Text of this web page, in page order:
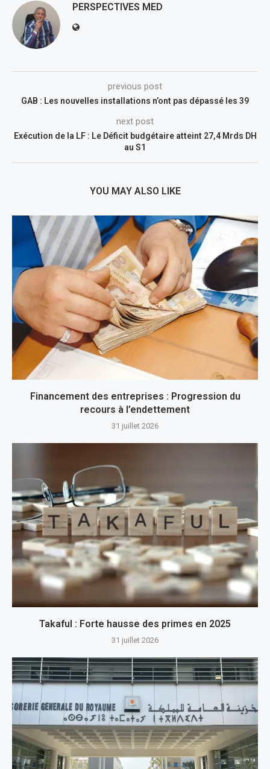
PERSPECTIVES MED
previous post
GAB : Les nouvelles installations n’ont pas dépassé les 39
next post
Exécution de la LF : Le Déficit budgétaire atteint 27,4 Mrds DH
au S1
YOU MAY ALSO LIKE
Financement des entreprises : Progression du
recours à l’endettement
31 juillet 2026
Takaful : Forte hausse des primes en 2025
31 juillet 2026